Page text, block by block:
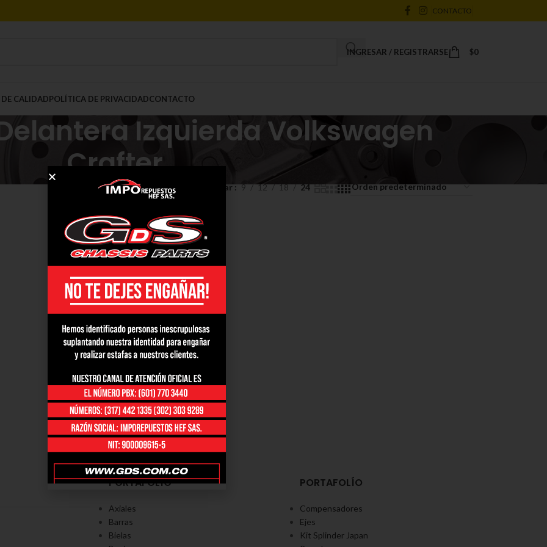
CONTACTO
INGRESAR / REGISTRARSE $0
CALIDADPOLÍTICA DE PRIVACIDADCONTACTO
Izquierda Volkswagen
Crafter
Mostrar 9 12 18 24
PORTAFOLÍO
Axiales
Barras
Bielas
PORTAFOLÍO
Compensadores
Ejes
Kit Splinder Japan